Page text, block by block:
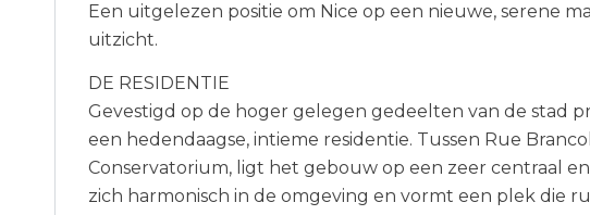
Een uitgelezen positie om Nice op een nieuwe, serene
uitzicht.
DE RESIDENTIE
Gevestigd op de hoger gelegen gedeelten van de stad
een hedendaagse, intieme residentie. Tussen Rue
Conservatorium, ligt het gebouw op een zeer centraal
zich harmonisch in de omgeving en vormt een plek die